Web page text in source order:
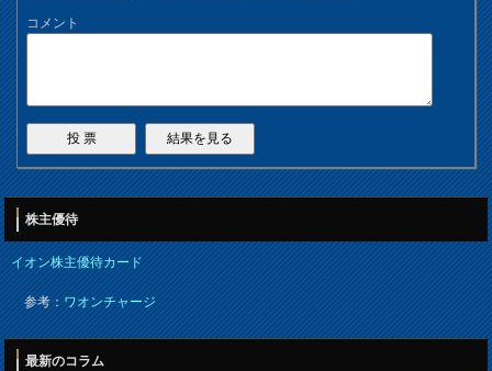
コメント
株主優待
イオン株主優待カード
参考：ワオンチャージ
最新のコラム